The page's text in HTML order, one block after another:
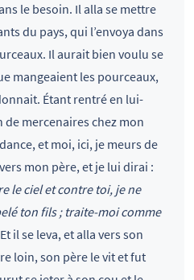
le besoin. Il alla se mettre
du pays, qui l’envoya dans
Il aurait bien voulu se
mangeaient les pourceaux,
Étant rentré en lui-
de mercenaires chez mon
et moi, ici, je meurs de
mon père, et je lui dirai :
le ciel et contre toi, je ne
ton fils ; traite-moi comme
il se leva, et alla vers son
loin, son père le vit et fut